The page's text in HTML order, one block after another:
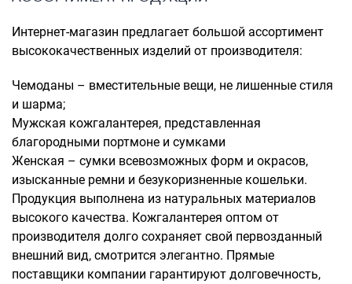
Интернет-магазин предлагает большой ассортимент
высококачественных изделий от производителя:
Чемоданы – вместительные вещи, не лишенные стиля
и шарма;
Мужская кожгалантерея, представленная
благородными портмоне и сумками
Женская – сумки всевозможных форм и окрасов,
изысканные ремни и безукоризненные кошельки.
Продукция выполнена из натуральных материалов
высокого качества. Кожгалантерея оптом от
производителя долго сохраняет свой первозданный
внешний вид, смотрится элегантно. Прямые
поставщики компании гарантируют долговечность,